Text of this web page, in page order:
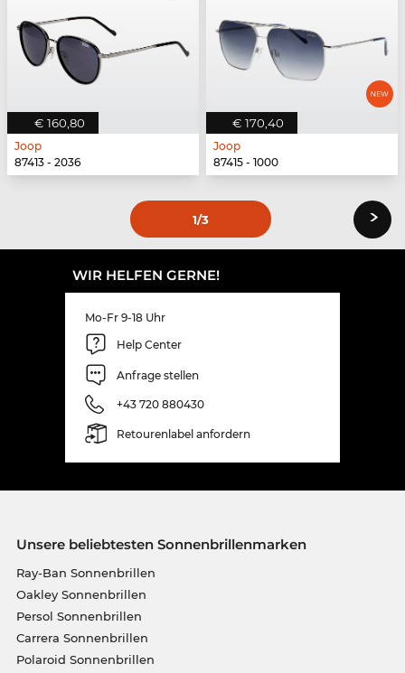
€ 160,80
Joop
87413 - 2036
€ 170,40
Joop
87415 - 1000
1/3 ›
WIR HELFEN GERNE!
Mo-Fr 9-18 Uhr
Help Center
Anfrage stellen
+43 720 880430
Retourenlabel anfordern
Unsere beliebtesten Sonnenbrillenmarken
Ray-Ban Sonnenbrillen
Oakley Sonnenbrillen
Persol Sonnenbrillen
Carrera Sonnenbrillen
Polaroid Sonnenbrillen